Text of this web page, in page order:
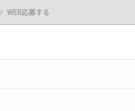
WEB応募する